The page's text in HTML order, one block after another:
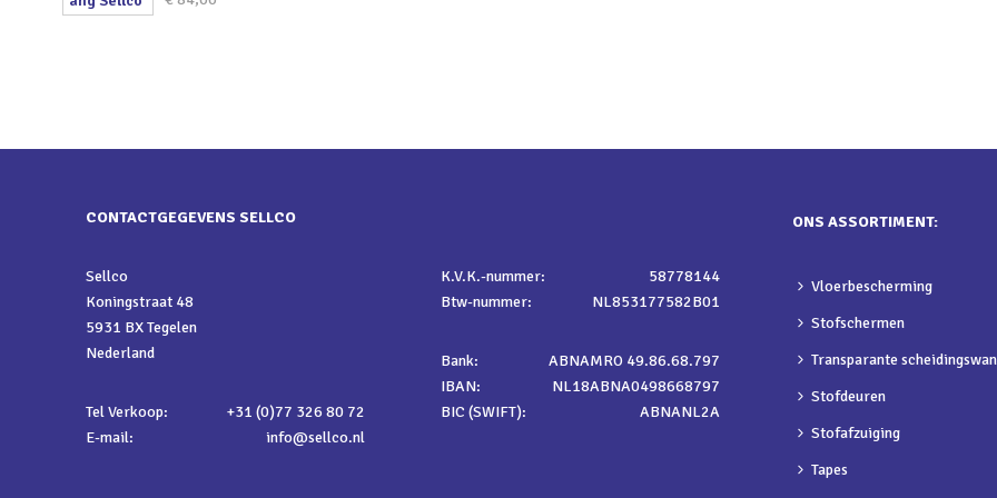
CONTACTGEGEVENS SELLCO
Sellco
Koningstraat 48
5931 BX Tegelen
Nederland
Tel Verkoop:
+31 (0)77 326 80 72
E-mail:
info@sellco.nl
K.V.K.-nummer:
58778144
Btw-nummer:
NL853177582B01
Bank:
ABNAMRO 49.86.68.797
IBAN:
NL18ABNA0498668797
BIC (SWIFT):
ABNANL2A
ONS ASSORTIMENT:
Vloerbescherming
Stofschermen
Transparante
Stofdeuren
Stofafzuiging
Tapes